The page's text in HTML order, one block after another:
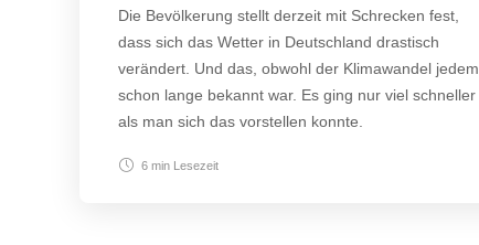
Die Bevölkerung stellt derzeit mit Schrecken fest,
dass sich das Wetter in Deutschland drastisch
verändert. Und das, obwohl der Klimawandel jedem
schon lange bekannt war. Es ging nur viel schneller
als man sich das vorstellen konnte.
6 min Lesezeit